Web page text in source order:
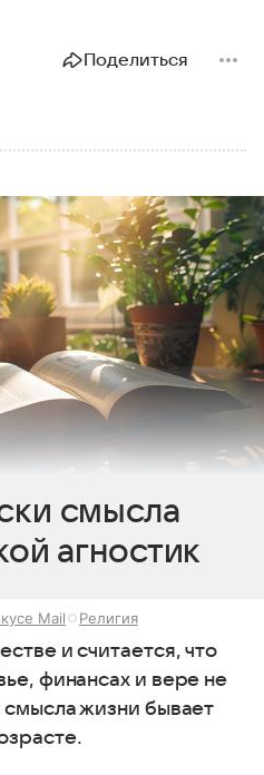
Поделиться
смысла
агностик
Mail Религия
и считается, что
финансах и вере не
смысла жизни бывает